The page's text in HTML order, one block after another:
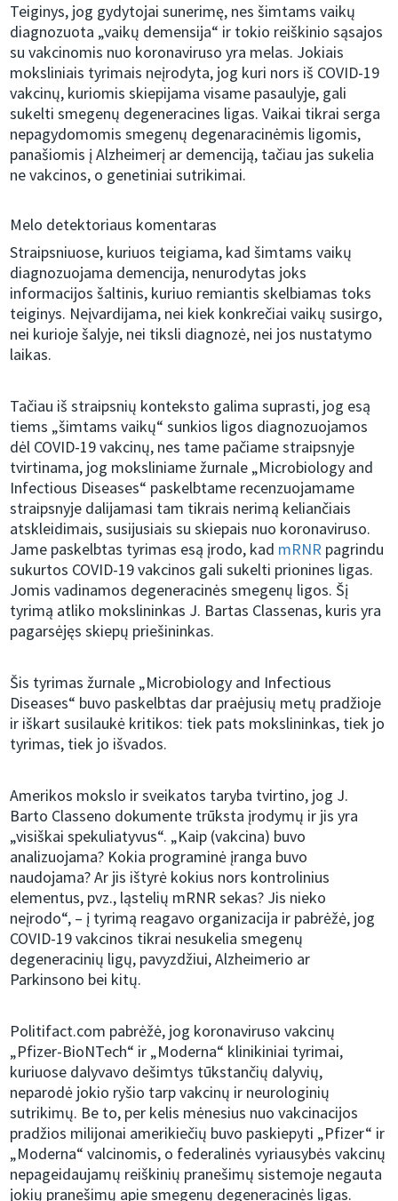
Teiginys, jog gydytojai sunerimę, nes šimtams vaikų
diagnozuota „vaikų demensija“ ir tokio reiškinio sąsajos
su vakcinomis nuo koronaviruso yra melas. Jokiais
moksliniais tyrimais neįrodyta, jog kuri nors iš COVID-19
vakcinų, kuriomis skiepijama visame pasaulyje, gali
sukelti smegenų degeneracines ligas. Vaikai tikrai serga
nepagydomomis smegenų degenaracinėmis ligomis,
panašiomis į Alzheimerį ar demenciją, tačiau jas sukelia
ne vakcinos, o genetiniai sutrikimai.
Melo detektoriaus komentaras
Straipsniuose, kuriuos teigiama, kad šimtams vaikų
diagnozuojama demencija, nenurodytas joks
informacijos šaltinis, kuriuo remiantis skelbiamas toks
teiginys. Neįvardijama, nei kiek konkrečiai vaikų susirgo,
nei kurioje šalyje, nei tiksli diagnozė, nei jos nustatymo
laikas.
Tačiau iš straipsnių konteksto galima suprasti, jog esą
tiems „šimtams vaikų“ sunkios ligos diagnozuojamos
dėl COVID-19 vakcinų, nes tame pačiame straipsnyje
tvirtinama, jog moksliniame žurnale „Microbiology and
Infectious Diseases“ paskelbtame recenzuojamame
straipsnyje dalijamasi tam tikrais nerimą keliančiais
atskleidimais, susijusiais su skiepais nuo koronaviruso.
Jame paskelbtas tyrimas esą įrodo, kad mRNR pagrindu
sukurtos COVID-19 vakcinos gali sukelti prionines ligas.
Jomis vadinamos degeneracinės smegenų ligos. Šį
tyrimą atliko mokslininkas J. Bartas Classenas, kuris yra
pagarsėjęs skiepų priešininkas.
Šis tyrimas žurnale „Microbiology and Infectious
Diseases“ buvo paskelbtas dar praėjusių metų pradžioje
ir iškart susilaukė kritikos: tiek pats mokslininkas, tiek jo
tyrimas, tiek jo išvados.
Amerikos mokslo ir sveikatos taryba tvirtino, jog J.
Barto Classeno dokumente trūksta įrodymų ir jis yra
„visiškai spekuliatyvus“. „Kaip (vakcina) buvo
analizuojama? Kokia programinė įranga buvo
naudojama? Ar jis ištyrė kokius nors kontrolinius
elementus, pvz., ląstelių mRNR sekas? Jis nieko
neįrodo“, – į tyrimą reagavo organizacija ir pabrėžė, jog
COVID-19 vakcinos tikrai nesukelia smegenų
degeneracinių ligų, pavyzdžiui, Alzheimerio ar
Parkinsono bei kitų.
Politifact.com pabrėžė, jog koronaviruso vakcinų
„Pfizer-BioNTech“ ir „Moderna“ klinikiniai tyrimai,
kuriuose dalyvavo dešimtys tūkstančių dalyvių,
neparodė jokio ryšio tarp vakcinų ir neurologinių
sutrikimų. Be to, per kelis mėnesius nuo vakcinacijos
pradžios milijonai amerikiečių buvo paskiepyti „Pfizer“ ir
„Moderna“ valcinomis, o federalinės vyriausybės vakcinų
nepageidaujamų reiškinių pranešimų sistemoje negauta
jokių pranešimų apie smegenų degeneracinės ligas.